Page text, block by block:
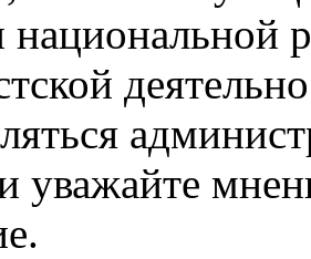
национальной
уважайте